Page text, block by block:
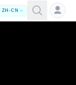
ZH-CN